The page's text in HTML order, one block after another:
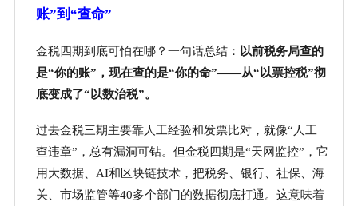
账”到“查命”
金税四期到底可怕在哪？一句话总结： 以前税务局查的
是“你的账”，现在查的是“你的命”——从“以票控税”彻
底变成了“以数治税”。
过去金税三期主要靠人工经验和发票比对，就像“人工
查违章”，总有漏洞可钻。但金税四期是“天网监控”，它
用大数据、AI和区块链技术，把税务、银行、社保、海
关、市场监管等40多个部门的数据彻底打通。这意味着